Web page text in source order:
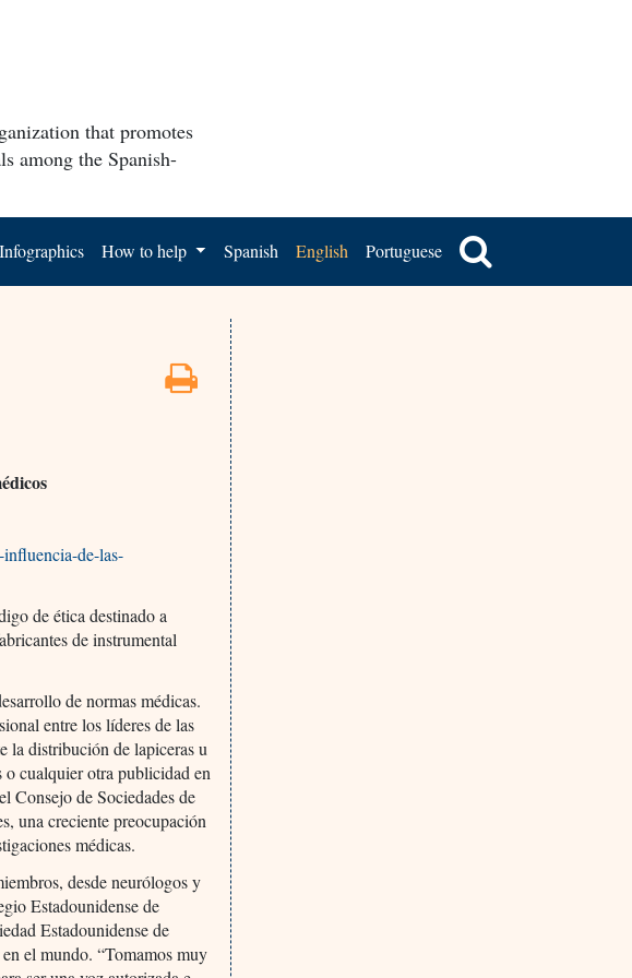
that promotes
among the Spanish-
Infographics How to help Spanish English Portuguese
de-las-
de ética destinado a
de instrumental
de normas médicas.
entre los líderes de las
la distribución de lapiceras u
cualquier otra publicidad en
Consejo de Sociedades de
una creciente preocupación
médicas.
desde neurólogos y
Estadounidense de
Estadounidense de
el mundo. “Tomamos muy